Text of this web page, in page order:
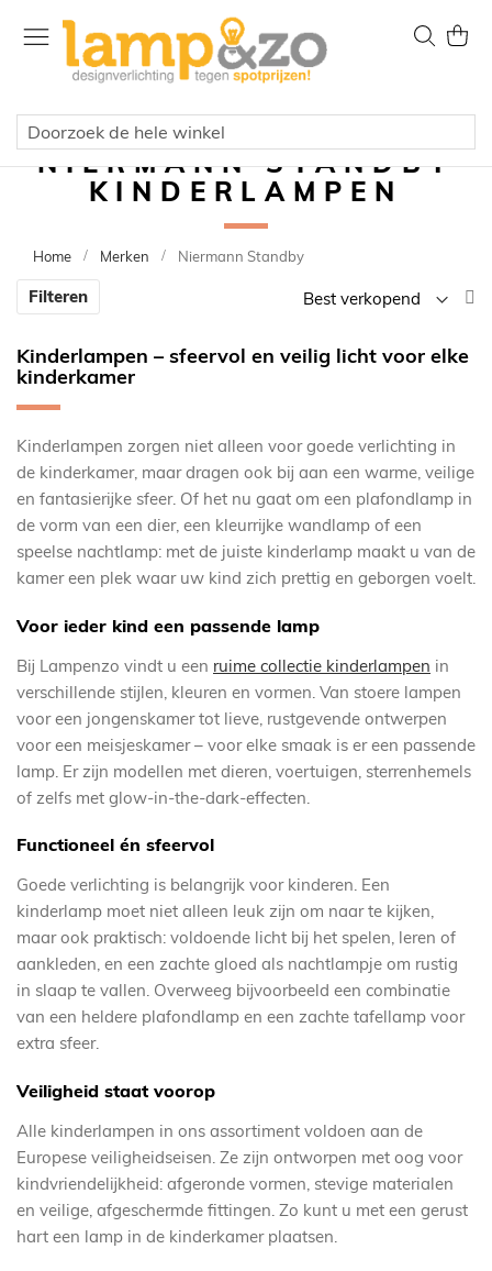
naar
Zoek
NIERMANN STANDBY
KINDERLAMPEN
Home Merken Niermann Standby
Filteren
Kinderlampen – sfeervol en veilig licht voor elke
kinderkamer
Kinderlampen zorgen niet alleen voor goede verlichting in
de kinderkamer, maar dragen ook bij aan een warme, veilige
en fantasierijke sfeer. Of het nu gaat om een plafondlamp in
de vorm van een dier, een kleurrijke wandlamp of een
speelse nachtlamp: met de juiste kinderlamp maakt u van de
kamer een plek waar uw kind zich prettig en geborgen voelt.
Voor ieder kind een passende lamp
Bij Lampenzo vindt u een ruime collectie kinderlampen in
verschillende stijlen, kleuren en vormen. Van stoere lampen
voor een jongenskamer tot lieve, rustgevende ontwerpen
voor een meisjeskamer – voor elke smaak is er een passende
lamp. Er zijn modellen met dieren, voertuigen, sterrenhemels
of zelfs met glow-in-the-dark-effecten.
Functioneel én sfeervol
Goede verlichting is belangrijk voor kinderen. Een
kinderlamp moet niet alleen leuk zijn om naar te kijken,
maar ook praktisch: voldoende licht bij het spelen, leren of
aankleden, en een zachte gloed als nachtlampje om rustig
in slaap te vallen. Overweeg bijvoorbeeld een combinatie
van een heldere plafondlamp en een zachte tafellamp voor
extra sfeer.
Veiligheid staat voorop
Alle kinderlampen in ons assortiment voldoen aan de
Europese veiligheidseisen. Ze zijn ontworpen met oog voor
kindvriendelijkheid: afgeronde vormen, stevige materialen
en veilige, afgeschermde fittingen. Zo kunt u met een gerust
hart een lamp in de kinderkamer plaatsen.